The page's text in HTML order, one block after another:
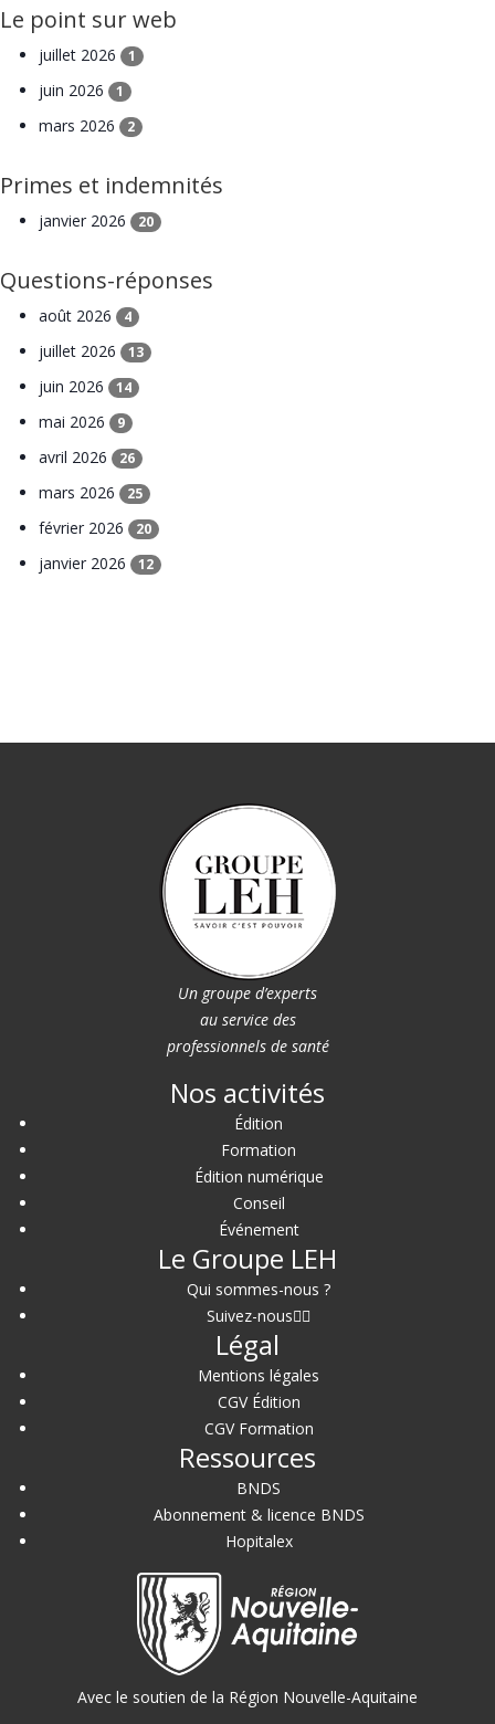
Le point sur web
juillet 2026 1
juin 2026 1
mars 2026 2
Primes et indemnités
janvier 2026 20
Questions-réponses
août 2026 4
juillet 2026 13
juin 2026 14
mai 2026 9
avril 2026 26
mars 2026 25
février 2026 20
janvier 2026 12
Un groupe d’experts
au service des
professionnels de santé
Nos activités
Édition
Formation
Édition numérique
Conseil
Événement
Le Groupe LEH
Qui sommes-nous ?
Suivez-nous
Légal
Mentions légales
CGV Édition
CGV Formation
Ressources
BNDS
Abonnement & licence BNDS
Hopitalex
Avec le soutien de la Région Nouvelle-Aquitaine